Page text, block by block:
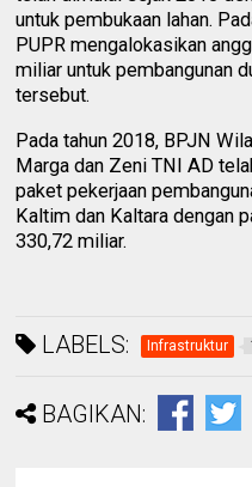
untuk pembukaan lahan.
PUPR mengalokasikan
miliar untuk pembangunan
tersebut.
Pada tahun 2018, BPJN
Marga dan Zeni TNI AD
paket pekerjaan
Kaltim dan Kaltara dengan
330,72 miliar.
LABELS: Infrastruktur
BAGIKAN: